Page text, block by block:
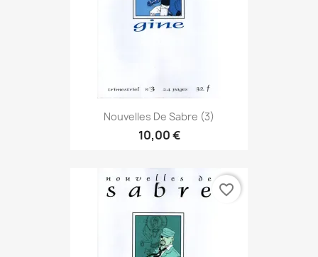
Nouvelles De Sabre (3)
10,00 €
favorite_border